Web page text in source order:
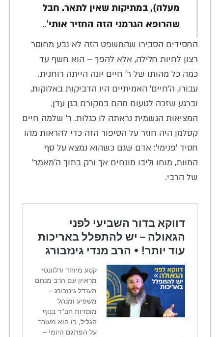
מעלה), במתיקות שאין לתאר. חבל
שהרופא הגרמני הזה החזיר אותי'..
החסידים הסבירו שהמשפט הזה לא נבע מחוסר
רצון לחיות חלילה, אלא להפך – הוא חשף עד
כמה כל מהותו של ר' חיים יונה הייתה רוחנית.
עבורו, ה'חיים' האמיתיים היו הדביקות באלוקות,
וברגע שזכה לטעום מהם במקורם בגן עדן,
המציאות הגשמית נראתה לו כגלות. ר' שלמה חיים
קסלמן היה חוזר על הסיפור הזה כדי להראות מהו
חסיד 'פנימי': אדם שגם כשהוא נמצא על סף
המוות, מוחו וליבו מונחים אך ורק בתוך ה'מאמר'
של הרבי.